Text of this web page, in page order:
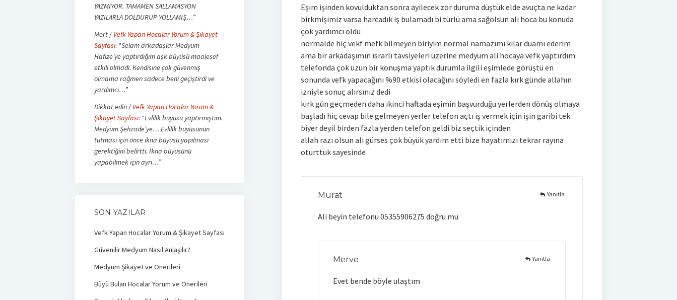
Eşim işinden kovulduktan sonra ayilecek zor duruma düştük elde avuçta ne kadar
birkmişimiz varsa harcadık iş bulamadı bi türlü ama sağolsun ali hoca bu konuda
çok yardımcı oldu
normalde hiç vekf mefk bilmeyen biriyim normal namazımı kılar duamı ederim
ama bir arkadaşımın ısrarlı tavsiyeleri üzerine medyum ali hocaya vefk yaptırdım
telefonda çok uzun bir konuşma yaptık durumla ilgili eşimlede görüştü en
sonunda vefk yapacağını %90 etkisi olacağını söyledi en fazla kırk günde allahın
izniyle sonuç alırsınız dedi
kırk gün geçmeden daha ikinci haftada eşimin başvurduğu yerlerden dönüş olmaya
başladı hiç cevap bile gelmeyen yerler telefon açtı iş vermek için işin garibi tek
biyer deyil birden fazla yerden telefon geldi biz seçtik içinden
allah razı olsun ali gürses çok büyük yardım etti bize hayatımızı tekrar rayına
oturttuk sayesinde
Murat
Ali beyin telefonu 05355906275 doğru mu
Yanıtla
Merve
Evet bende böyle ulaştım
Yanıtla
YAZMIYOR. TAMAMEN SALLAMASYON
YAZILARLA DOLDURUP YOLLAMIŞ…”
Mert/ Vefk Yapan Hocalar Yorum & Şikayet
Sayfası: “Selam arkadaşlar Medyum
Hafize’ye yaptırdığım aşk büyüsü maalesef
etkili olmadı. Kendisine çok güvenmiş
olmama rağmen sadece beni geçiştirdi ve
yardımcı…”
Dikkat edin/ Vefk Yapan Hocalar Yorum &
Şikayet Sayfası: “Evlilik büyüsü yaptırmıştım.
Medyum Şehzade’ye… Evlilik büyüsünün
tutması için önce ikna büyüsü yapılması
gerektiğini belirtti. İkna büyüsünü
yapabilmek için ayrı…”
SON YAZILAR
Vefk Yapan Hocalar Yorum & Şikayet Sayfası
Güvenilir Medyum Nasıl Anlaşılır?
Medyum Şikayet ve Önerileri
Büyü Bulan Hocalar Yorum ve Önerileri